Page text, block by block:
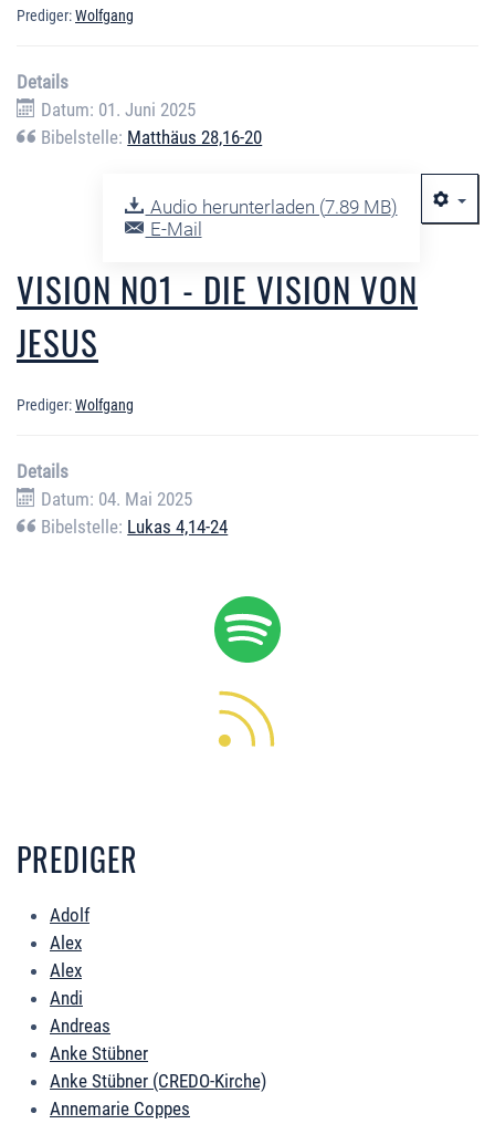
Prediger:Wolfgang
Details
Datum: 01. Juni 2025
Bibelstelle: Matthäus 28,16-20
Audio herunterladen (7.89 MB)
E-Mail
VISION NO1 - DIE VISION VON
JESUS
Prediger:Wolfgang
Details
Datum: 04. Mai 2025
Bibelstelle: Lukas 4,14-24
PREDIGER
Adolf
Alex
Alex
Andi
Andreas
Anke Stübner
Anke Stübner (CREDO-Kirche)
Annemarie Coppes